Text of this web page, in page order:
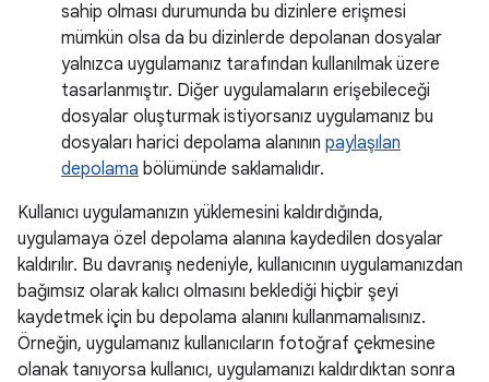
sahip olması durumunda bu dizinlere erişmesi
mümkün olsa da bu dizinlerde depolanan dosyalar
yalnızca uygulamanız tarafından kullanılmak üzere
tasarlanmıştır. Diğer uygulamaların erişebileceği
dosyalar oluşturmak istiyorsanız uygulamanız bu
dosyaları harici depolama alanının paylaşılan
depolama bölümünde saklamalıdır.
Kullanıcı uygulamanızın yüklemesini kaldırdığında,
uygulamaya özel depolama alanına kaydedilen dosyalar
kaldırılır. Bu davranış nedeniyle, kullanıcının uygulamanızdan
bağımsız olarak kalıcı olmasını beklediği hiçbir şeyi
kaydetmek için bu depolama alanını kullanmamalısınız.
Örneğin, uygulamanız kullanıcıların fotoğraf çekmesine
olanak tanıyorsa kullanıcı, uygulamanızı kaldırdıktan sonra